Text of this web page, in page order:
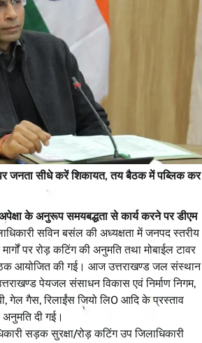
पर जनता सीधे करें शिकायत, तय बैठक में पब्लिक कर
के अनुरूप समयबद्धता से कार्य करने पर डीएम
सविन बसंल की अध्यक्षता में जनपद स्तरीय
पर रोड़ कटिंग की अनुमति तथा मोबाईल टावर
आयोजित की गई। आज उत्तराखण्ड जल संस्थान
पेयजल संसाधन विकास एवं निर्माण निगम,
गेल गैस, रिलाईंस जियो लि0 आदि के प्रस्ताव
दी गई।
सड़क सुरक्षा/रोड़ कटिंग उप जिलाधिकारी